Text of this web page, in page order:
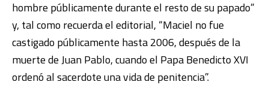
hombre públicamente durante el resto de su papado”
y, tal como recuerda el editorial, “Maciel no fue
castigado públicamente hasta 2006, después de la
muerte de Juan Pablo, cuando el Papa Benedicto XVI
ordenó al sacerdote una vida de penitencia”.